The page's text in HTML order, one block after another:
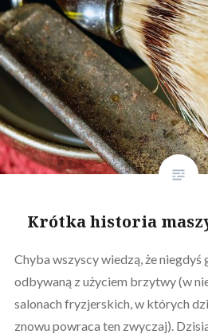
Krótka historia
Chyba wszyscy wiedzą, że niegdyś
odbywaną z użyciem brzytwy (w
salonach fryzjerskich, w których
znowu powraca ten zwyczaj).